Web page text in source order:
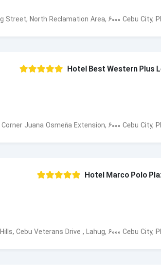
Street, North Reclamation Area, 6000 Cebu City,
Hotel Best Western Plus
Juana Osmeña Extension, 6000 Cebu City,
Hotel Marco Polo
Cebu Veterans Drive , Lahug, 6000 Cebu City,